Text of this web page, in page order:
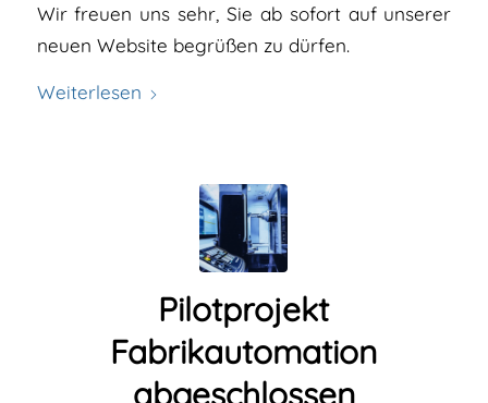
Wir freuen uns sehr, Sie ab sofort auf unserer
neuen Website begrüßen zu dürfen.
Weiterlesen
Pilotprojekt
Fabrikautomation
abgeschlossen